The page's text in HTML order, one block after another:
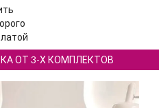
ОТ 3-Х КОМПЛЕКТОВ